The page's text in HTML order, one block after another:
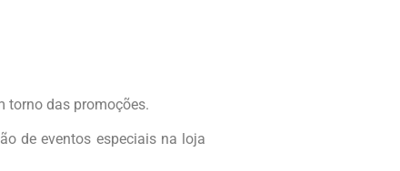
torno das promoções.
de eventos especiais na loja